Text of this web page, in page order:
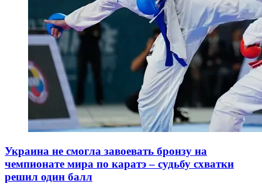
Украина не смогла завоевать бронзу на
чемпионате мира по каратэ – судьбу схватки
решил один балл